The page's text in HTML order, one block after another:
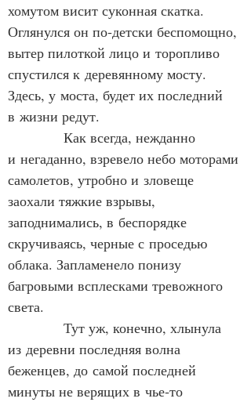
хомутом висит суконная скатка.
Оглянулся он по‑детски беспомощно,
вытер пилоткой лицо и торопливо
спустился к деревянному мосту.
Здесь, у моста, будет их последний
в жизни редут.
Как всегда, нежданно
и негаданно, взревело небо моторами
самолетов, утробно и зловеще
заохали тяжкие взрывы,
заподнимались, в беспорядке
скручиваясь, черные с проседью
облака. Запламенело понизу
багровыми всплесками тревожного
света.
Тут уж, конечно, хлынула
из деревни последняя волна
беженцев, до самой последней
минуты не верящих в чье‑то